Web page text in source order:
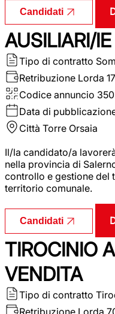
Candidati
AUSILIARI/
Tipo di contratto
Retribuzione Lorda
Codice annuncio
Data di
Città Torre Orsaia
Il/la candidato/a
nella provincia di
controllo e gestione del
territorio comunale.
Candidati
TIROCINIO
VENDITA
Tipo di contratto
Retribuzione Lorda